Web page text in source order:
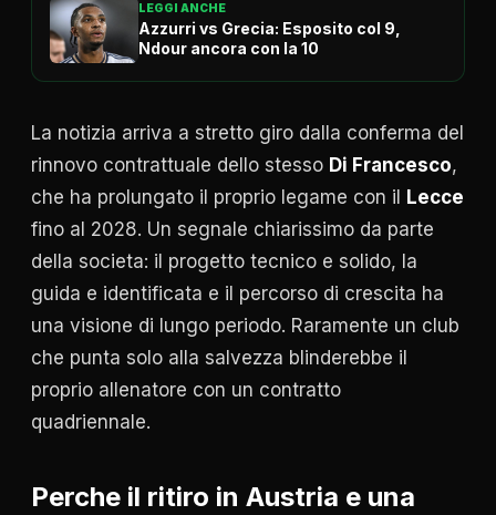
LEGGI ANCHE
Azzurri vs Grecia: Esposito col 9,
Ndour ancora con la 10
La notizia arriva a stretto giro dalla conferma del
rinnovo contrattuale dello stesso Di Francesco,
che ha prolungato il proprio legame con il
Lecce
fino al 2028. Un segnale chiarissimo da parte
della societa: il progetto tecnico e solido, la
guida e identificata e il percorso di crescita ha
una visione di lungo periodo. Raramente un club
che punta solo alla salvezza blinderebbe il
proprio allenatore con un contratto
quadriennale.
Perche il ritiro in Austria e una